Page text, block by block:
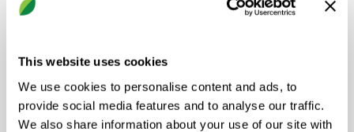
This website uses cookies
We use cookies to personalise content and ads, to
provide social media features and to analyse our traffic.
We also share information about your use of our site with
Ventilasjonsprinsipper